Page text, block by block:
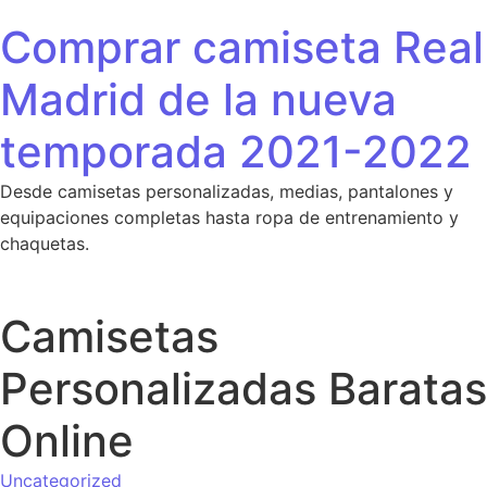
Comprar camiseta Real
Madrid de la nueva
temporada 2021-2022
Desde camisetas personalizadas, medias, pantalones y
equipaciones completas hasta ropa de entrenamiento y
chaquetas.
Camisetas
Personalizadas Baratas
Online
Uncategorized